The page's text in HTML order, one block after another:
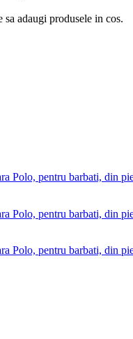
sa adaugi produsele in cos.